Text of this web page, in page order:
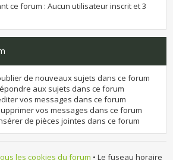
ce forum : Aucun utilisateur inscrit et 3
de nouveaux sujets dans ce forum
aux sujets dans ce forum
vos messages dans ce forum
vos messages dans ce forum
de pièces jointes dans ce forum
les cookies du forum • Le fuseau horaire